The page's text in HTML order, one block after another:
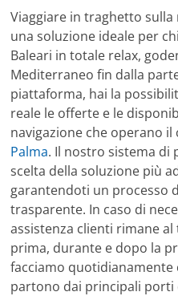
Viaggiare in traghetto
una soluzione ideale per
Baleari in totale relax,
Mediterraneo fin dalla
piattaforma, hai la
reale le offerte e le
navigazione che operano il
Palma. Il nostro sistema di
scelta della soluzione più
garantendoti un processo
trasparente. In caso di
assistenza clienti rimane
prima, durante e dopo la
facciamo quotidianamente
partono dai principali porti